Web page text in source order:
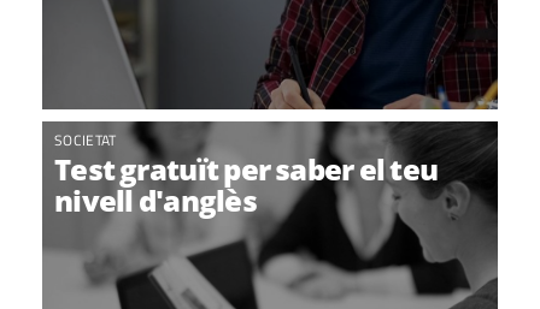
SOCIETAT
Test gratuït per saber el teu
nivell d'anglès